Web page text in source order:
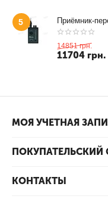
5 Приёмник-
14851 грн.
11704 грн.
МОЯ УЧЕТНАЯ
ПОКУПАТЕЛЬСКИЙ
КОНТАКТЫ